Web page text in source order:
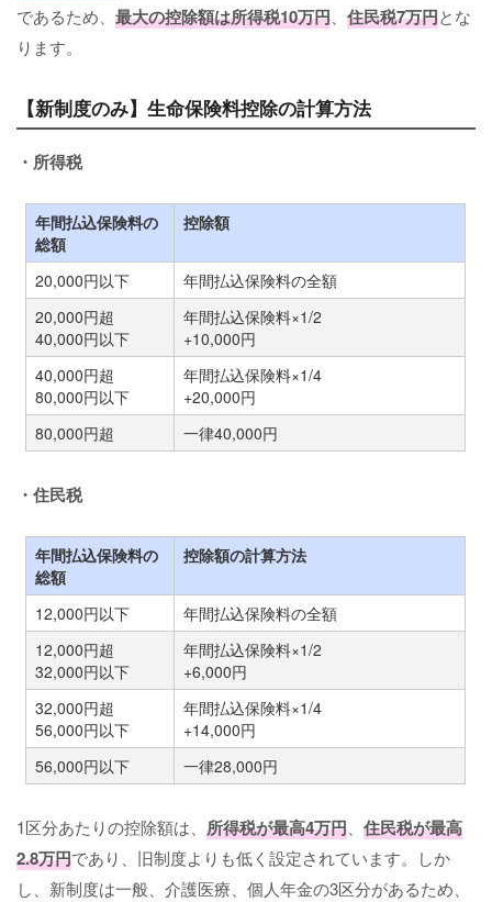
であるため、 最大の控除額は所得税10万円、 住民税7万円とな
ります。
【新制度のみ】生命保険料控除の計算方法
・所得税
年間払込保険料の
総額
控除額
20,000円以下
年間払込保険料の全額
20,000円超
40,000円以下
年間払込保険料×1/2
+10,000円
40,000円超
80,000円以下
年間払込保険料×1/4
+20,000円
80,000円超
一律40,000円
・住民税
年間払込保険料の
総額
控除額の計算方法
12,000円以下
年間払込保険料の全額
12,000円超
32,000円以下
年間払込保険料×1/2
+6,000円
32,000円超
56,000円以下
年間払込保険料×1/4
+14,000円
56,000円以下
一律28,000円
1区分あたりの控除額は、 所得税が最高4万円、 住民税が最高
2.8万円であり、旧制度よりも低く設定されています。しか
し、新制度は一般、介護医療、個人年金の3区分があるため、